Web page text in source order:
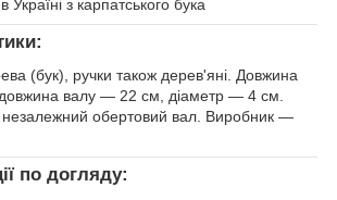
Україні з карпатського бука
(бук), ручки також дерев'яні. Довжина
валу — 22 см, діаметр — 4 см.
обертовий вал. Виробник —
по догляду: